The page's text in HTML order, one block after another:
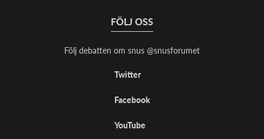
FÖLJ OSS
Följ debatten om snus @snusforumet
Twitter
Facebook
YouTube